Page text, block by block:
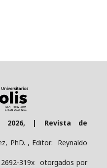
2026, | Revista de
PhD. , Editor: Reynaldo
319x otorgados por